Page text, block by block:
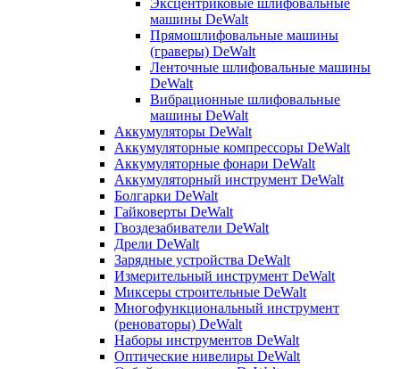
Эксцентриковые шлифовальные
машины DeWalt
Прямошлифовальные машины
(граверы) DeWalt
Ленточные шлифовальные машины
DeWalt
Вибрационные шлифовальные
машины DeWalt
Аккумуляторы DeWalt
Аккумуляторные компрессоры DeWalt
Аккумуляторные фонари DeWalt
Аккумуляторный инструмент DeWalt
Болгарки DeWalt
Гайковерты DeWalt
Гвоздезабиватели DeWalt
Дрели DeWalt
Зарядные устройства DeWalt
Измерительный инструмент DeWalt
Миксеры строительные DeWalt
Многофункциональный инструмент
(реноваторы) DeWalt
Наборы инструментов DeWalt
Оптические нивелиры DeWalt